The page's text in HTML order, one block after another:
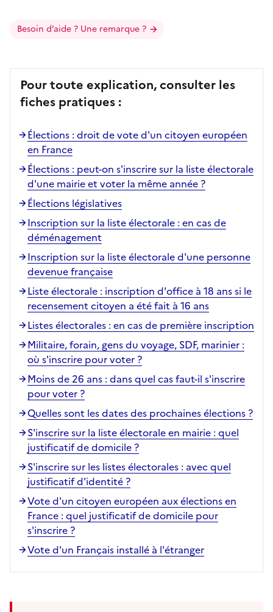
Besoin d’aide ? Une remarque ?
Pour toute explication, consulter les
fiches pratiques :
Élections : droit de vote d'un citoyen européen
en France
Élections : peut-on s'inscrire sur la liste électorale
d'une mairie et voter la même année ?
Élections législatives
Inscription sur la liste électorale : en cas de
déménagement
Inscription sur la liste électorale d'une personne
devenue française
Liste électorale : inscription d'office à 18 ans si le
recensement citoyen a été fait à 16 ans
Listes électorales : en cas de première inscription
Militaire, forain, gens du voyage, SDF, marinier :
où s'inscrire pour voter ?
Moins de 26 ans : dans quel cas faut-il s'inscrire
pour voter ?
Quelles sont les dates des prochaines élections ?
S'inscrire sur la liste électorale en mairie : quel
justificatif de domicile ?
S'inscrire sur les listes électorales : avec quel
justificatif d'identité ?
Vote d'un citoyen européen aux élections en
France : quel justificatif de domicile pour
s'inscrire ?
Vote d'un Français installé à l'étranger